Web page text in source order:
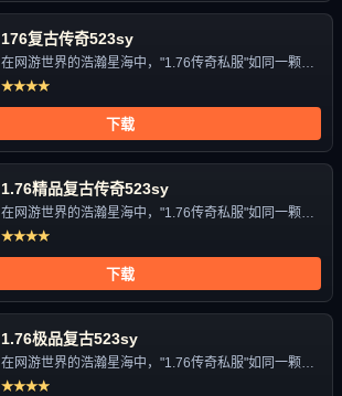
176复古传奇523sy
在网游世界的浩瀚星海中，"1.76传奇私服"如同一颗独
特的星辰，...
★★★★
下载
1.76精品复古传奇523sy
在网游世界的浩瀚星海中，"1.76传奇私服"如同一颗独
特的星辰，...
★★★★
下载
1.76极品复古523sy
在网游世界的浩瀚星海中，"1.76传奇私服"如同一颗独
特的星辰，...
★★★★